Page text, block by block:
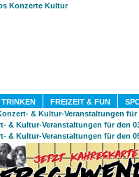
TRINKEN FREIZEIT & FUN